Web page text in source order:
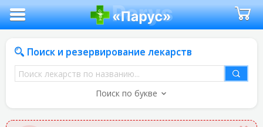
Поиск и резервирование лекарств
Поиск
лекарств
названию
Поиск по букве